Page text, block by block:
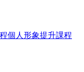
個人形象提升課程